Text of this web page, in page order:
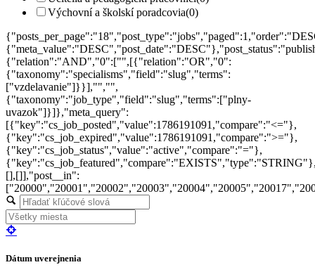
Výchovní a školskí poradcovia(0)
{"relation":"AND","0":["",[{"relation":"OR","0":
{"taxonomy":"specialisms","field":"slug","terms":
["vzdelavanie"]}}],"","",
{"taxonomy":"job_type","field":"slug","terms":["plny-
uvazok"]}]},"meta_query":
[{"key":"cs_job_posted","value":1786191091,"compare":"<="},
{"key":"cs_job_expired","value":1786191091,"compare":">="},
{"key":"cs_job_status","value":"active","compare":"="},
[],[]],"post__in":
Dátum uverejnenia